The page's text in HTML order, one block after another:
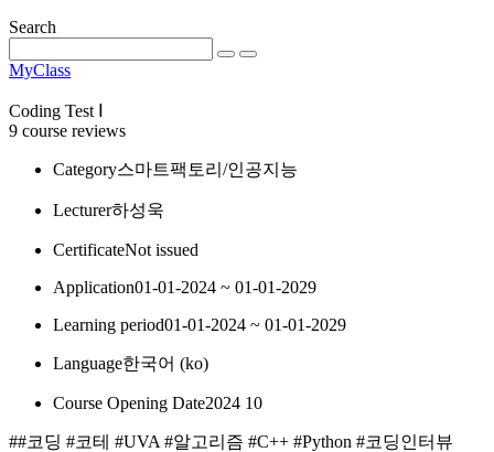
Search
MyClass
Coding Test Ⅰ
9 course reviews
Category스마트팩토리/인공지능
Lecturer하성욱
CertificateNot issued
Application01-01-2024 ~ 01-01-2029
Learning period01-01-2024 ~ 01-01-2029
Language한국어 ‎(ko)‎
Course Opening Date2024 10
##코딩 #코테 #UVA #알고리즘 #C++ #Python #코딩인터뷰